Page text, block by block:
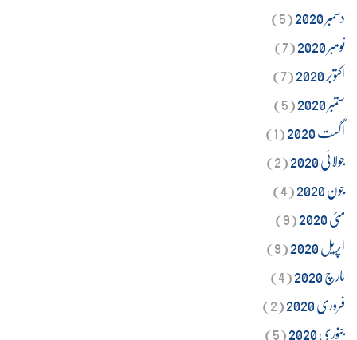
دسمبر 2020
(5)
نومبر 2020
(7)
اکتوبر 2020
(7)
ستمبر 2020
(5)
اگست 2020
(1)
جولائی 2020
(2)
جون 2020
(4)
مئی 2020
(9)
اپریل 2020
(9)
مارچ 2020
(4)
فروری 2020
(2)
جنوری 2020
(5)